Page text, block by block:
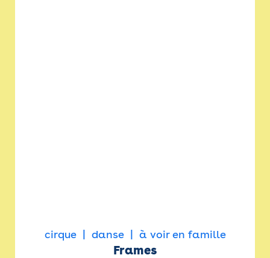
cirque danse à voir en famille
Frames